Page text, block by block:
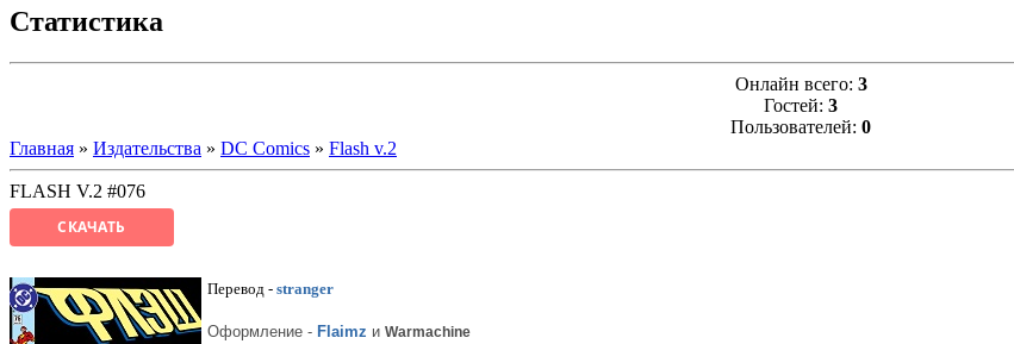
Статистика
Онлайн всего: 3
Гостей: 3
Пользователей: 0
Главная » Издательства » DC Comics » Flash v.2
FLASH V.2 #076
СКАЧАТЬ
Перевод - stranger
Оформление - Flaimz и Warmachine